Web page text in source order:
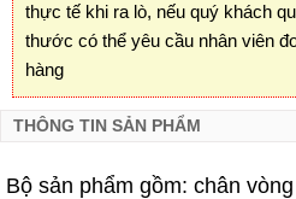
thực tế khi ra lò, nếu quý khách
thước có thể yêu cầu nhân viên
hàng
THÔNG TIN SẢN PHẨM
Bộ sản phẩm gồm: chân